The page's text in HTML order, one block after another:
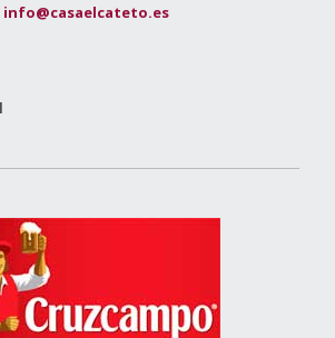
info@casaelcateto.es